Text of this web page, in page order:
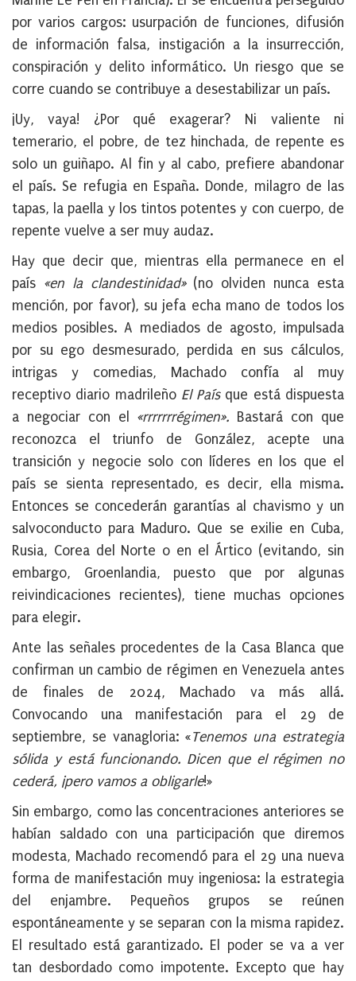
por varios cargos: usurpación de funciones, difusión
de información falsa, instigación a la insurrección,
conspiración y delito informático. Un riesgo que se
corre cuando se contribuye a desestabilizar un país.
¡Uy, vaya! ¿Por qué exagerar? Ni valiente ni
temerario, el pobre, de tez hinchada, de repente es
solo un guiñapo. Al fin y al cabo, prefiere abandonar
el país. Se refugia en España. Donde, milagro de las
tapas, la paella y los tintos potentes y con cuerpo, de
repente vuelve a ser muy audaz.
Hay que decir que, mientras ella permanece en el
país «en la clandestinidad»(no olviden nunca esta
mención, por favor), su jefa echa mano de todos los
medios posibles. A mediados de agosto, impulsada
por su ego desmesurado, perdida en sus cálculos,
intrigas y comedias, Machado confía al muy
receptivo diario madrileño El Paísque está dispuesta
a negociar con el «rrrrrrrégimen». Bastará con que
reconozca el triunfo de González, acepte una
transición y negocie solo con líderes en los que el
país se sienta representado, es decir, ella misma.
Entonces se concederán garantías al chavismo y un
salvoconducto para Maduro. Que se exilie en Cuba,
Rusia, Corea del Norte o en el Ártico (evitando, sin
embargo, Groenlandia, puesto que por algunas
reivindicaciones recientes), tiene muchas opciones
para elegir.
Ante las señales procedentes de la Casa Blanca que
confirman un cambio de régimen en Venezuela antes
de finales de 2024, Machado va más allá.
Convocando una manifestación para el 29 de
septiembre, se vanagloria: «Tenemos una estrategia
sólida y está funcionando. Dicen que el régimen no
cederá, ¡pero vamos a obligarle!»
Sin embargo, como las concentraciones anteriores se
habían saldado con una participación que diremos
modesta, Machado recomendó para el 29 una nueva
forma de manifestación muy ingeniosa: la estrategia
del enjambre. Pequeños grupos se reúnen
espontáneamente y se separan con la misma rapidez.
El resultado está garantizado. El poder se va a ver
tan desbordado como impotente. Excepto que hay